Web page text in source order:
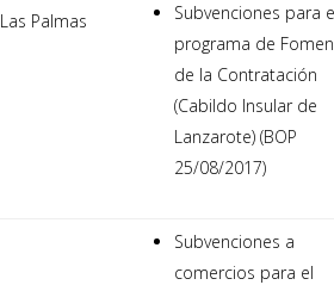
Las Palmas
Subvenciones para
programa de
de la Contratación
(Cabildo Insular de
Lanzarote) (BOP
25/08/2017)
Subvenciones a
comercios para el